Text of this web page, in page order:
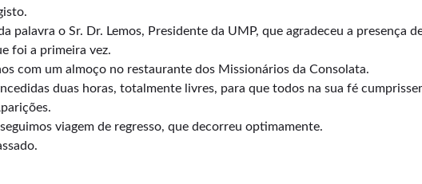
palavra o Sr. Dr. Lemos, Presidente da UMP, que agradeceu a
foi a primeira vez.
com um almoço no restaurante dos Missionários da Consolata.
duas horas, totalmente livres, para que todos na sua fé
viagem de regresso, que decorreu optimamente.